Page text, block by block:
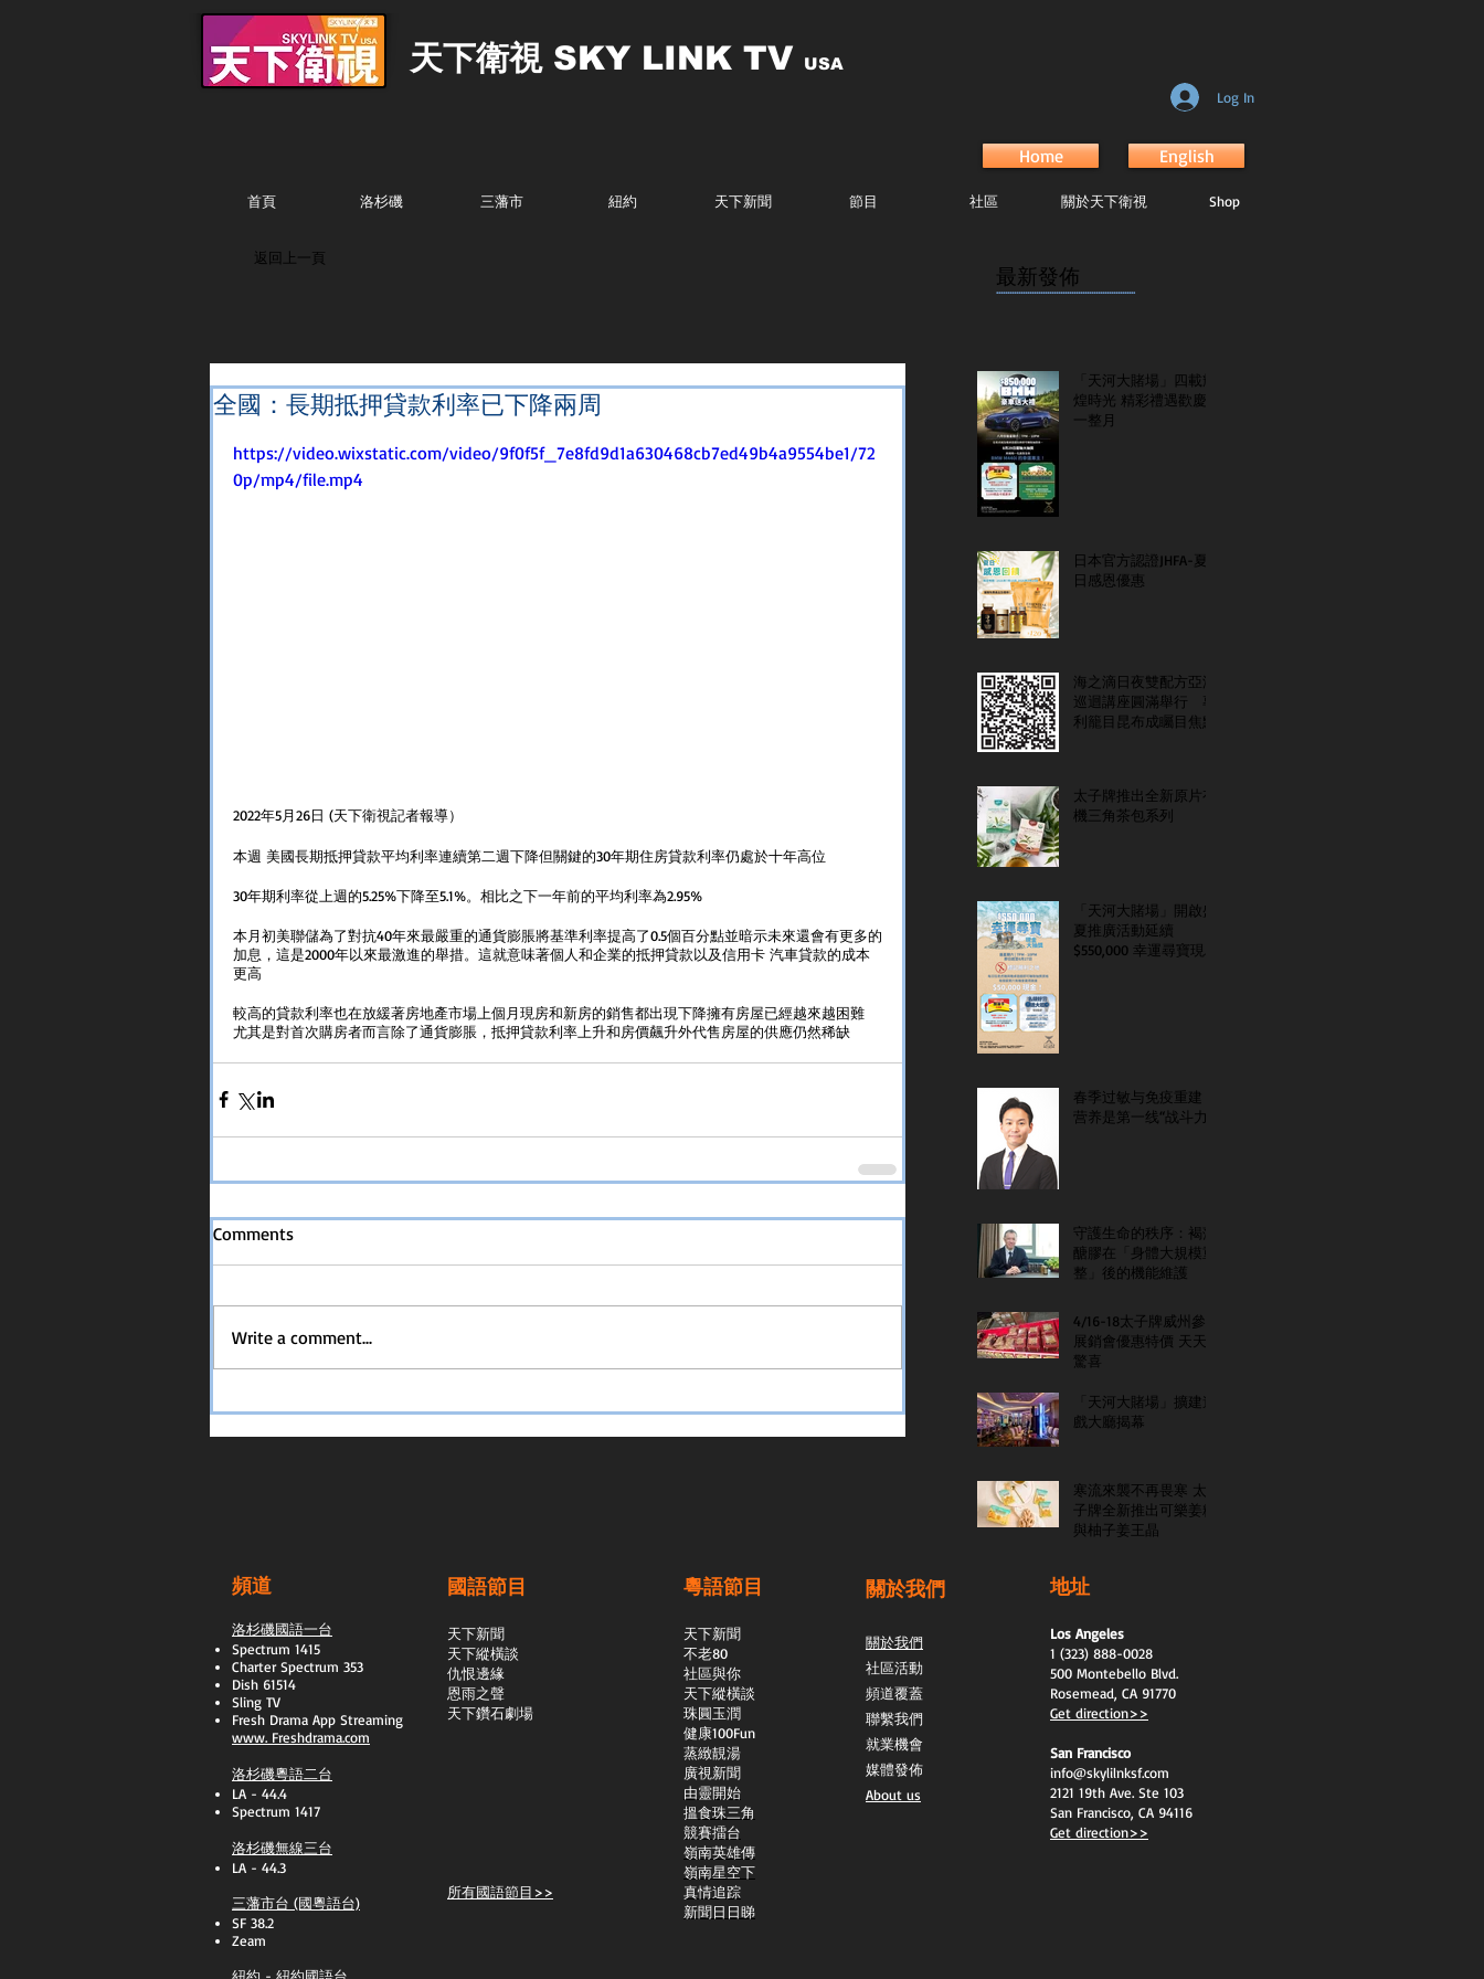
天下衛視SKY LINK TV USA
Log In
Home English
首頁 洛杉磯 三藩市 紐約 天下新聞 節目 社區 關於天下衛視 Shop
返回上一頁
全國：長期抵押貸款利率已下降兩周
https://video.wixstatic.com/video/9f0f5f_7e8fd9d1a630468cb7ed49b4a9554be1/72
0p/mp4/file.mp4
2022年5月26日 (天下衛視記者報導）
本週 美國長期抵押貸款平均利率連續第二週下降但關鍵的30年期住房貸款利率仍處於十年高位
30年期利率從上週的5.25%下降至5.1%。相比之下一年前的平均利率為2.95%
本月初美聯儲為了對抗40年來最嚴重的通貨膨脹將基準利率提高了0.5個百分點並暗示未來還會有更多的
加息，這是2000年以來最激進的舉措。這就意味著個人和企業的抵押貸款以及信用卡 汽車貸款的成本
更高
較高的貸款利率也在放緩著房地產市場上個月現房和新房的銷售都出現下降擁有房屋已經越來越困難
尤其是對首次購房者而言除了通貨膨脹，抵押貸款利率上升和房價飆升外代售房屋的供應仍然稀缺
Comments
Write a comment...
最新發佈
...............................................................
「天河大賭場」四載輝
煌時光 精彩禮遇歡慶
一整月
日本官方認證JHFA-夏
日感恩優惠
海之滴日夜雙配方亞洲
巡迴講座圓滿舉行 專
利籠目昆布成矚目焦點
太子牌推出全新原片有
機三角茶包系列
「天河大賭場」開啟盛
夏推廣活動延續
$550,000 幸運尋寶現金
春季过敏与免疫重建：
营养是第一线“战斗力”
守護生命的秩序：褐藻
醣膠在「身體大規模重
整」後的機能維護
4/16-18太子牌威州參
展銷會優惠特價 天天
驚喜
「天河大賭場」擴建遊
戲大廳揭幕
寒流來襲不再畏寒 太
子牌全新推出可樂姜糖
與柚子姜王晶
頻道
洛杉磯國語一台
Spectrum 1415
Charter Spectrum 353
Dish 61514
Sling TV
​Fresh Drama App Streaming
www. Freshdrama.com
洛杉磯粵語二台
LA - 44.4
Spectrum 1417
洛杉磯無線三台
LA - 44.3
三藩市台 (國粵語台)
SF 38.2
Zeam
國語節目
天下新聞
天下縱橫談
​仇恨邊緣
恩雨之聲
天下鑽石劇場
所有國語節目>>
粵語節目
天下新聞
不老80
社區與你
天下縱橫談
​珠圓玉潤
​健康100Fun
蒸緻靚湯
​廣視新聞
由靈開始
搵食珠三角
競賽擂台
嶺南英雄傳
嶺南星空下
真情追踪
新聞日日睇
關於我們
關於我們
社區活動
頻道覆蓋
聯繫我們
就業機會
媒體發佈
About us
地址
Los Angeles
1 (323) 888-0028
500 Montebello Blvd.
Rosemead, CA 91770
Get direction>>
San Francisco
info@skylilnksf.com
2121 19th Ave. Ste 103
San Francisco, CA 94116
Get direction>>